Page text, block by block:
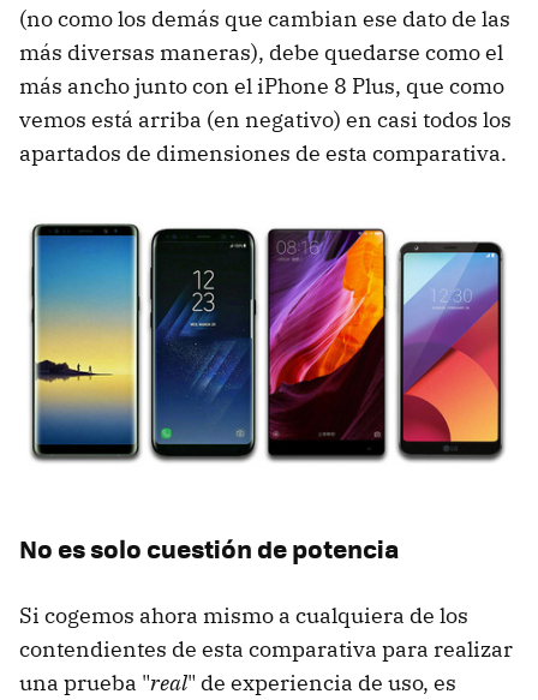
(no como los demás que cambian ese dato de las
más diversas maneras), debe quedarse como el
más ancho junto con el iPhone 8 Plus, que como
vemos está arriba (en negativo) en casi todos los
apartados de dimensiones de esta comparativa.
No es solo cuestión de potencia
Si cogemos ahora mismo a cualquiera de los
contendientes de esta comparativa para realizar
una prueba "real" de experiencia de uso, es